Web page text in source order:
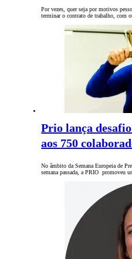
Por vezes, quer seja por motivos
terminar o contrato de trabalho, com
Prio lança
aos 750
No âmbito da Semana Europeia de
semana passada, a PRIO promoveu